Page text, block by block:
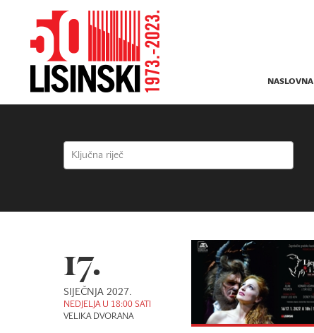
NASLOVNA
17.
SIJEČNJA 2027.
NEDJELJA U 18:00 SATI
VELIKA DVORANA